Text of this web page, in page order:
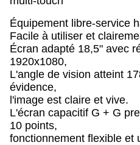
Équipement libre-service
Facile à utiliser et
Écran adapté 18,5" avec
1920x1080,
L'angle de vision atteint
évidence,
l'image est claire et vive.
L'écran capacitif G + G
10 points,
fonctionnement flexible et